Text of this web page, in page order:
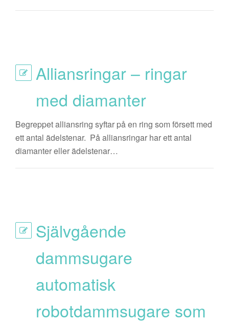
Alliansringar – ringar
med diamanter
Begreppet alliansring syftar på en ring som försett med
ett antal ädelstenar. På alliansringar har ett antal
diamanter eller ädelstenar…
Självgående
dammsugare
automatisk
robotdammsugare som